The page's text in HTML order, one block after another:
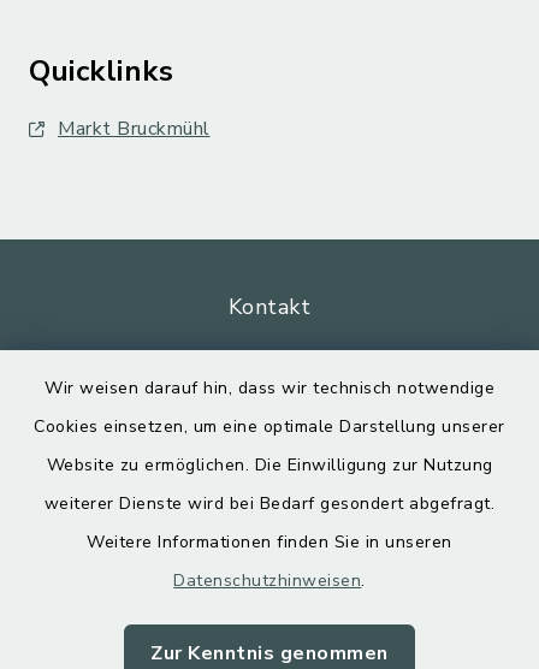
Wir weisen darauf hin, dass wir technisch notwendige
Cookies einsetzen, um eine optimale Darstellung unserer
Website zu ermöglichen. Die Einwilligung zur Nutzung
weiterer Dienste wird bei Bedarf gesondert abgefragt.
Weitere Informationen finden Sie in unseren
Datenschutzhinweisen.
Zur Kenntnis genommen
Quicklinks
Markt Bruckmühl
Kontakt
Datenschutz
Impressum
Sitemap
Cookie-Einstellungen